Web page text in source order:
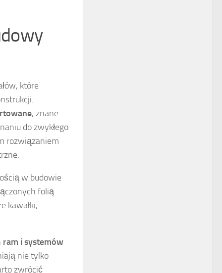
które
, znane
do zwykłego
rozwiązaniem
w budowie
folią
kawałki,
ram i systemów
nie tylko
zwrócić